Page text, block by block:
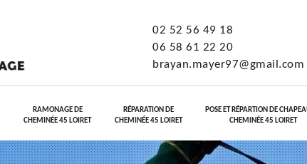
02 52 56 49 18
06 58 61 22 20
brayan.mayer97@gmail.com
RAMONAGE DE
CHEMINÉE 45 LOIRET
RÉPARATION DE
CHEMINÉE 45 LOIRET
POSE ET RÉPARTION DE
CHEMINÉE 45 LOIRET